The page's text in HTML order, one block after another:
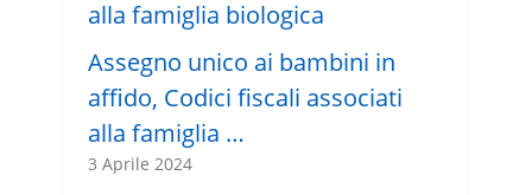
Assegno unico ai bambini in
affido, Codici fiscali associati
alla famiglia …
3 Aprile 2024